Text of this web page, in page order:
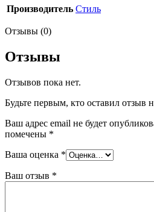
Производитель Стиль
Отзывы (0)
Отзывы
Отзывов пока нет.
Будьте первым, кто оставил
Ваш адрес email не будет
помечены *
Ваша оценка *
Ваш отзыв *